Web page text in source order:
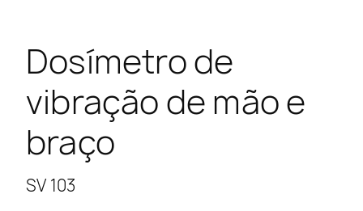
Dosímetro de
vibração de mão e
braço
SV 103